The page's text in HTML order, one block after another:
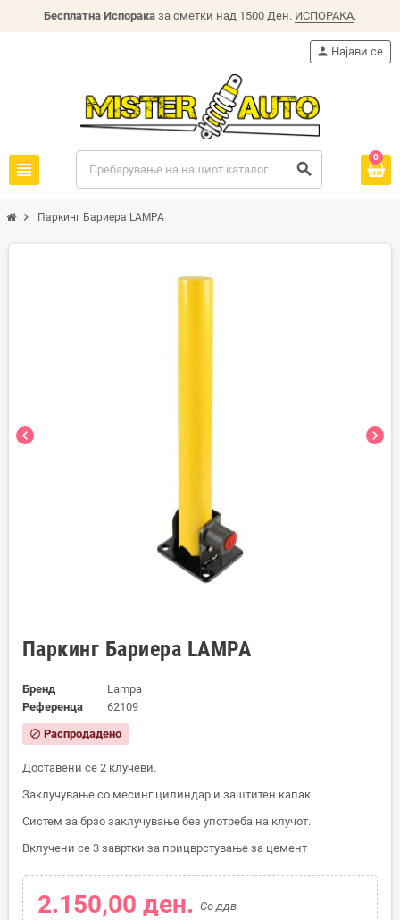
Бесплатна Испорака за сметки над 1500 Ден. ИСПОРАКА.
view_headline search
person Најави се
0
chevron_right Паркинг Бариера LAMPA
chevron_left chevron_right
Паркинг Бариера LAMPA
Бренд
Lampa
Референца
62109
block Распродадено
Доставени се 2 клучеви.
Заклучување со месинг цилиндар и заштитен капак.
Систем за брзо заклучување без употреба на клучот.
Вклучени се 3 завртки за прицврстување за цемент
2.150,00 ден. Со ддв